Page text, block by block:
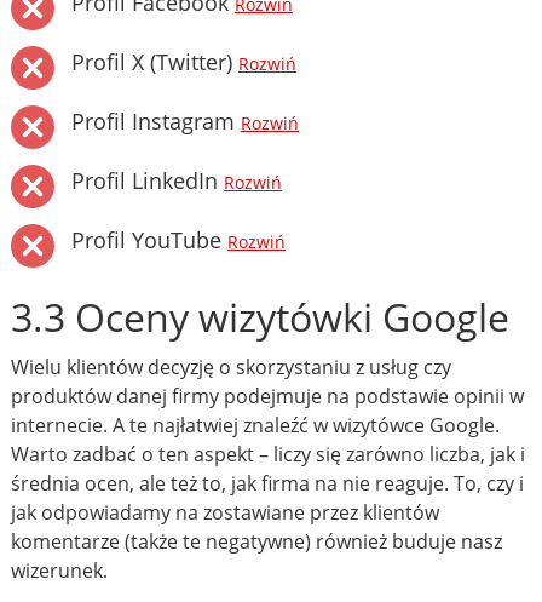
Rozwiń
Profil X (Twitter) Rozwiń
Profil Instagram Rozwiń
Profil LinkedIn Rozwiń
Profil YouTube Rozwiń
3.3 Oceny wizytówki Google
Wielu klientów decyzję o skorzystaniu z usług czy
produktów danej firmy podejmuje na podstawie opinii w
internecie. A te najłatwiej znaleźć w wizytówce Google.
Warto zadbać o ten aspekt – liczy się zarówno liczba, jak i
średnia ocen, ale też to, jak firma na nie reaguje. To, czy i
jak odpowiadamy na zostawiane przez klientów
komentarze (także te negatywne) również buduje nasz
wizerunek.